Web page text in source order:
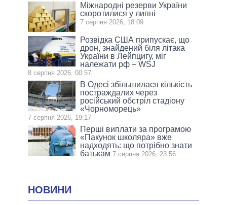
Міжнародні резерви України
скоротилися у липні
7 серпня 2026, 18:09
Розвідка США припускає, що
дрон, знайдений біля літака
України в Лейпцигу, міг
належати рф – WSJ
8 серпня 2026, 00:57
В Одесі збільшилася кількість
постраждалих через
російський обстріл стадіону
«Чорноморець»
7 серпня 2026, 19:17
Перші виплати за програмою
«Пакунок школяра» вже
надходять: що потрібно знати
батькам 7 серпня 2026, 23:56
НОВИНИ